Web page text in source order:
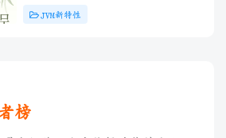
JVM新特性
榜